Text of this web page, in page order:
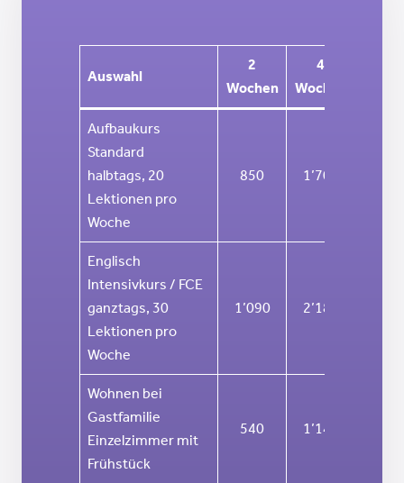
Auswahl
2
Wochen
4
Wochen
Aufbaukurs
Standard
halbtags, 20
Lektionen pro
Woche
850 1’700
Englisch
Intensivkurs / FCE
ganztags, 30
Lektionen pro
Woche
1’090 2’180
Wohnen bei
Gastfamilie
Einzelzimmer mit
Frühstück
540 1’140